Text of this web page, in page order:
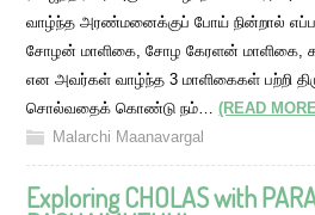
வாழ்ந்த அரண்மனைக்குப் போய் நின்றால் எப்படி
சோழன் மாளிகை, சோழ கேரளன்
என அவர்கள் வாழ்ந்த 3 மாளிகைகள் பற்றி
சொல்வதைக் கொண்டு நம்…(READ
Malarchi Maanavargal
Exploring CHOLAS with